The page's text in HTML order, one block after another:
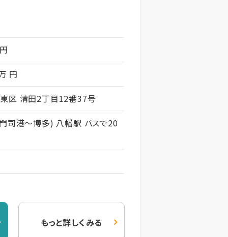
円
区 清田2丁目12番37号
司港～博多) 八幡駅 バスで20
もっと詳しくみる